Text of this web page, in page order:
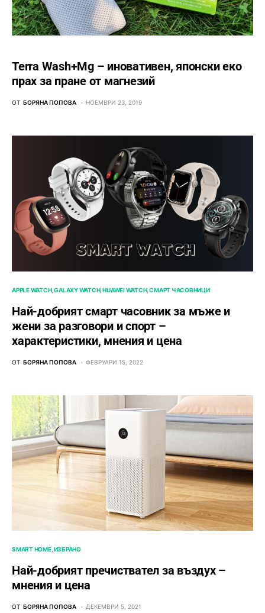
Terra Wash+Mg – иновативен, японски еко
прах за пране от магнезий
ОТ БОРЯНА ПОПОВА НОЕМВРИ 23, 2019
APPLE WATCH GALAXY WATCH HUAWEI WATCH СМАРТ ЧАСОВНИЦИ
Най-добрият смарт часовник за мъже и
жени за разговори и спорт –
характеристики, мнения и цена
ОТ БОРЯНА ПОПОВА ФЕВРУАРИ 15, 2022
SMART HOME ИЗБРАНО
Най-добрият пречиствател за въздух –
мнения и цена
ОТ БОРЯНА ПОПОВА ДЕКЕМВРИ 5, 2021